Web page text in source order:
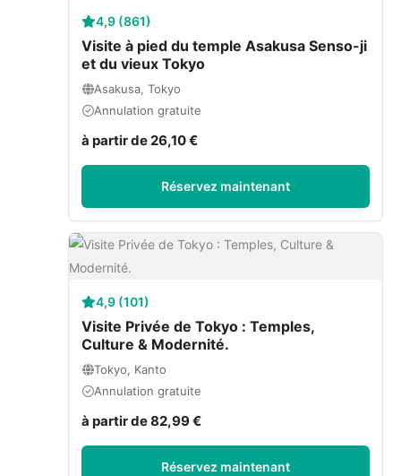
4,9 (861)
Visite à pied du temple Asakusa Senso-ji
et du vieux Tokyo
Asakusa, Tokyo
Annulation gratuite
à partir de 26,10 €
Réservez maintenant
4,9 (101)
Visite Privée de Tokyo : Temples,
Culture & Modernité.
Tokyo, Kanto
Annulation gratuite
à partir de 82,99 €
Réservez maintenant